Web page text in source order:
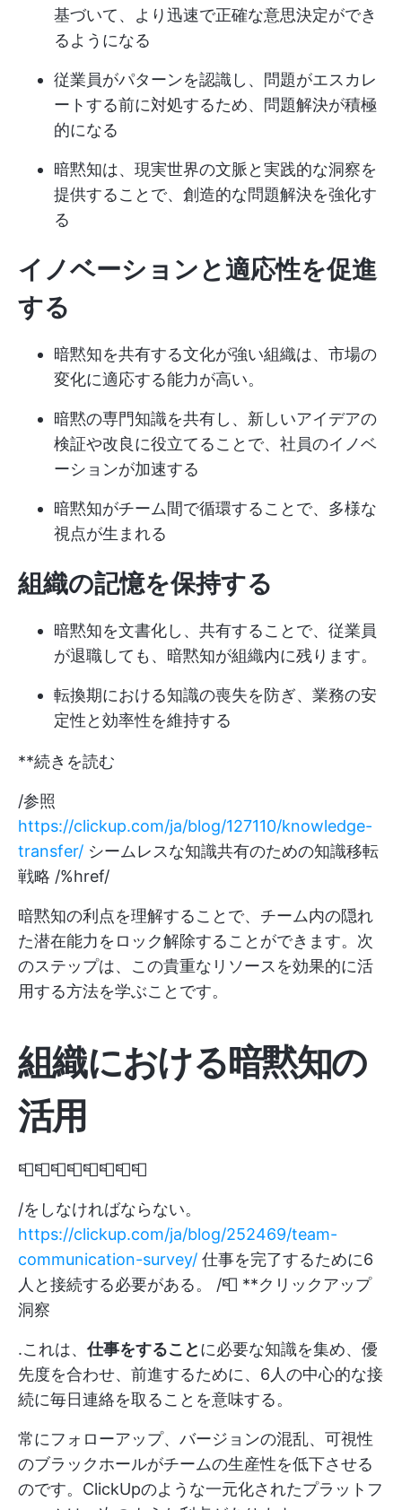
基づいて、より迅速で正確な意思決定ができ
るようになる
従業員がパターンを認識し、問題がエスカレ
ートする前に対処するため、問題解決が積極
的になる
暗黙知は、現実世界の文脈と実践的な洞察を
提供することで、創造的な問題解決を強化す
る
イノベーションと適応性を促進
する
暗黙知を共有する文化が強い組織は、市場の
変化に適応する能力が高い。
暗黙の専門知識を共有し、新しいアイデアの
検証や改良に役立てることで、社員のイノベ
ーションが加速する
暗黙知がチーム間で循環することで、多様な
視点が生まれる
組織の記憶を保持する
暗黙知を文書化し、共有することで、従業員
が退職しても、暗黙知が組織内に残ります。
転換期における知識の喪失を防ぎ、業務の安
定性と効率性を維持する
**続きを読む
/参照
https://clickup.com/ja/blog/127110/knowledge-
transfer/ シームレスな知識共有のための知識移転
戦略 /%href/
暗黙知の利点を理解することで、チーム内の隠れ
た潜在能力をロック解除することができます。次
のステップは、この貴重なリソースを効果的に活
用する方法を学ぶことです。
組織における暗黙知の
活用
📮📮📮📮📮📮📮📮
/をしなければならない。
https://clickup.com/ja/blog/252469/team-
communication-survey/ 仕事を完了するために6
人と接続する必要がある。 /📮 **クリックアップ
洞察
.これは、仕事をすることに必要な知識を集め、優
先度を合わせ、前進するために、6人の中心的な接
続に毎日連絡を取ることを意味する。
常にフォローアップ、バージョンの混乱、可視性
のブラックホールがチームの生産性を低下させる
のです。ClickUpのような一元化されたプラットフ